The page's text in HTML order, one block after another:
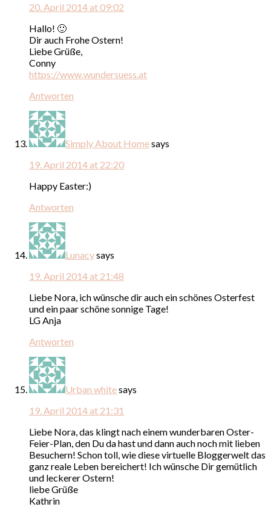
20. April 2014 at 09:02
Hallo! 🙂
Dir auch Frohe Ostern!
Liebe Grüße,
Conny
https://www.wundersuess.at
Antworten
Simply About Homesays
19. April 2014 at 22:20
Happy Easter:)
Antworten
Lunacysays
19. April 2014 at 21:48
Liebe Nora, ich wünsche dir auch ein schönes Osterfest
und ein paar schöne sonnige Tage!
LG Anja
Antworten
Urban whitesays
19. April 2014 at 21:31
Liebe Nora, das klingt nach einem wunderbaren Oster-
Feier-Plan, den Du da hast und dann auch noch mit lieben
Besuchern! Schon toll, wie diese virtuelle Bloggerwelt das
ganz reale Leben bereichert! Ich wünsche Dir gemütlich
und leckerer Ostern!
liebe Grüße
Kathrin